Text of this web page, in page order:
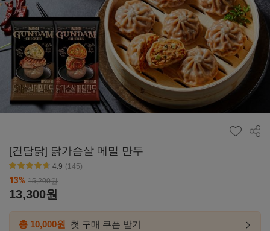
공유
[건담닭] 닭가슴살 메밀 만두
4.9 (145)
13% 15,200원
13,300원
총 10,000원 첫 구매 쿠폰 받기
첫구매